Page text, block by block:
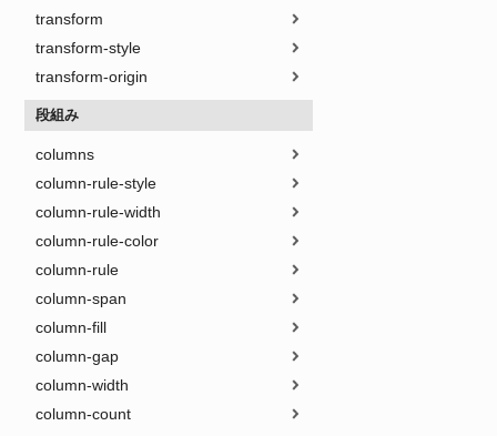
transform
transform-style
transform-origin
段組み
columns
column-rule-style
column-rule-width
column-rule-color
column-rule
column-span
column-fill
column-gap
column-width
column-count